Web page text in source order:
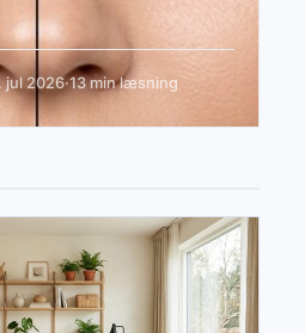
jul 2026·13 min læsning